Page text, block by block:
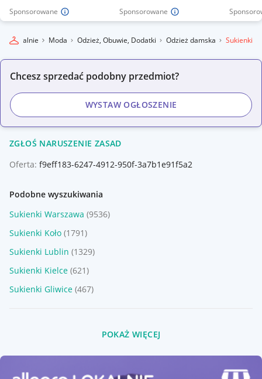
Sponsorowane Sponsorowane
Lokalnie Moda Odzież, Obuwie, Dodatki Odzież damska Sukienki
Chcesz sprzedać podobny przedmiot?
WYSTAW OGŁOSZENIE
ZGŁOŚ NARUSZENIE ZASAD
Oferta: f9eff183-6247-4912-950f-3a7b1e91f5a2
Podobne wyszukiwania
Sukienki Warszawa (9536)
Sukienki Koło (1791)
Sukienki Lublin (1329)
Sukienki Kielce (621)
Sukienki Gliwice (467)
POKAŻ WIĘCEJ